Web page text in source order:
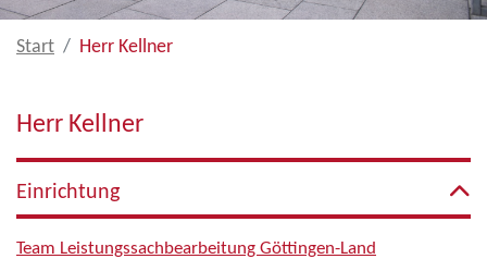
Start Herr Kellner
Herr Kellner
Einrichtung
Team Leistungssachbearbeitung Göttingen-Land